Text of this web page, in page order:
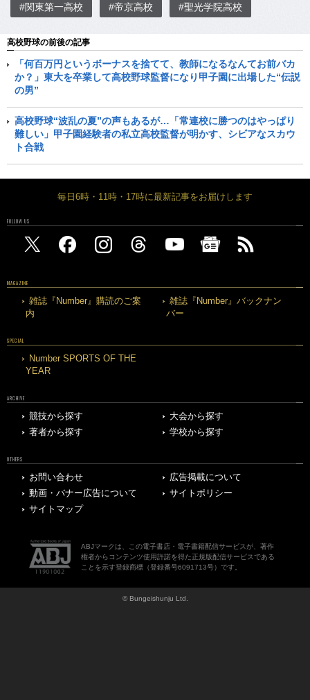
#関東第一高校 #帝京高校 #聖光学院高校
高校野球の前後の記事
「何百万円というボーナスを捨てて、教師になるなんてお前バカ
か？」東大を卒業して高校野球監督になり甲子園に出場した“伝説
の男”
高校野球“波乱の夏”の声もあるが…「常連校に勝つのはやっぱり
難しい」甲子園経験者の私立高校監督が明かす、シビアなスカウ
ト合戦
毎日6時・11時・17時に最新記事をお届けします
FOLLOW US
MAGAZINE
雑誌『Number』購読のご案
内
雑誌『Number』バックナン
バー
SPECIAL
Number SPORTS OF THE
YEAR
ARCHIVE
競技から探す
大会から探す
著者から探す
学校から探す
OTHERS
お問い合わせ
広告掲載について
動画・バナー広告について
サイトポリシー
サイトマップ
ABJマークは、この電子書店・電子書籍配信サービスが、著作
権者からコンテンツ使用許諾を得た正規版配信サービスである
ことを示す登録商標（登録番号6091713号）です。
© Bungeishunju Ltd.